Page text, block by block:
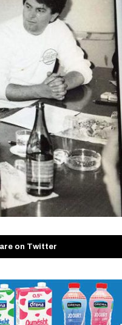
on Twitter